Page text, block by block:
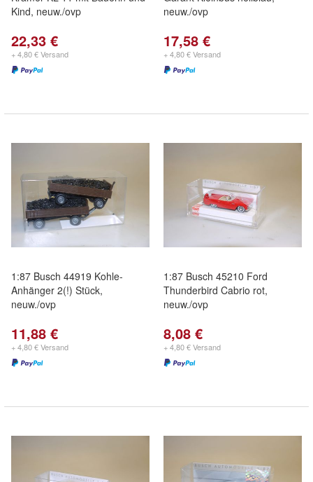
Kind, neuw./ovp
22,33 €
+ 4,80 € Versand
neuw./ovp
17,58 €
+ 4,80 € Versand
1:87 Busch 44919 Kohle-
Anhänger 2(!) Stück,
neuw./ovp
11,88 €
+ 4,80 € Versand
1:87 Busch 45210 Ford
Thunderbird Cabrio rot,
neuw./ovp
8,08 €
+ 4,80 € Versand